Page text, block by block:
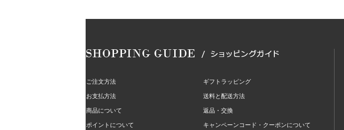
ご注文方法 ギフトラッピング
お支払方法 送料と配送方法
商品について 返品・交換
ポイントについて キャンペーンコード・クーポンについて